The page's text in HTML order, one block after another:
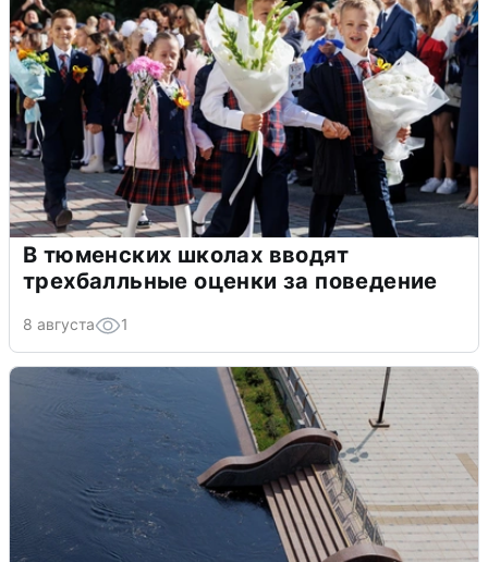
В тюменских школах вводят
трехбалльные оценки за поведение
8 августа 1